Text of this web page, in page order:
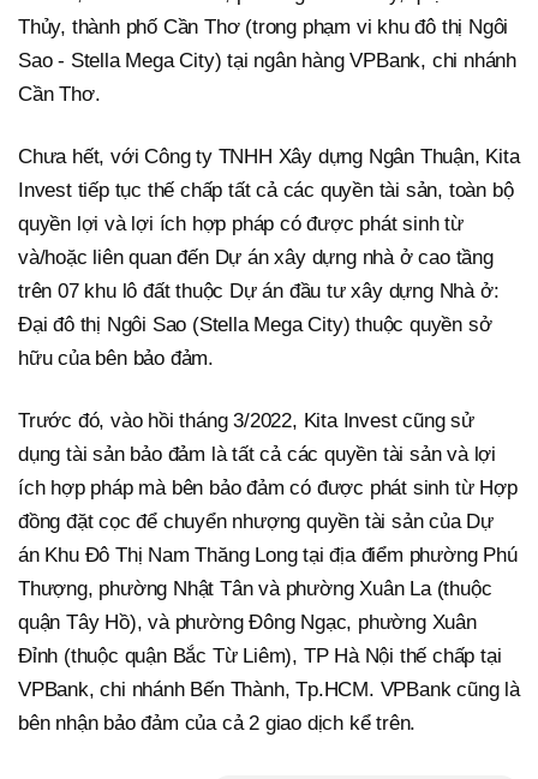
Thủy, thành phố Cần Thơ (trong phạm vi khu đô thị Ngôi
Sao - Stella Mega City) tại ngân hàng VPBank, chi nhánh
Cần Thơ.
Chưa hết, với Công ty TNHH Xây dựng Ngân Thuận, Kita
Invest tiếp tục thế chấp tất cả các quyền tài sản, toàn bộ
quyền lợi và lợi ích hợp pháp có được phát sinh từ
và/hoặc liên quan đến Dự án xây dựng nhà ở cao tầng
trên 07 khu lô đất thuộc Dự án đầu tư xây dựng Nhà ở:
Đại đô thị Ngôi Sao (Stella Mega City) thuộc quyền sở
hữu của bên bảo đảm.
Trước đó, vào hồi tháng 3/2022, Kita Invest cũng sử
dụng tài sản bảo đảm là tất cả các quyền tài sản và lợi
ích hợp pháp mà bên bảo đảm có được phát sinh từ Hợp
đồng đặt cọc để chuyển nhượng quyền tài sản của Dự
án Khu Đô Thị Nam Thăng Long tại địa điểm phường Phú
Thượng, phường Nhật Tân và phường Xuân La (thuộc
quận Tây Hồ), và phường Đông Ngạc, phường Xuân
Đỉnh (thuộc quận Bắc Từ Liêm), TP Hà Nội thế chấp tại
VPBank, chi nhánh Bến Thành, Tp.HCM. VPBank cũng là
bên nhận bảo đảm của cả 2 giao dịch kể trên.